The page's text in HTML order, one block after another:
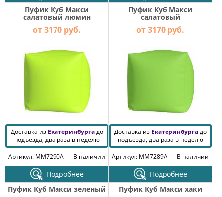
Пуфик Куб Макси
салатовый люмин
от 3170 руб.
Доставка из Екатеринбургадо
подъезда, два раза в неделю
Артикул: MM7290A
В наличии
Подробнее
Пуфик Куб Макси
салатовый
от 3170 руб.
Доставка из Екатеринбургадо
подъезда, два раза в неделю
Артикул: MM7289A
В наличии
Подробнее
Пуфик Куб Макси зеленый
Пуфик Куб Макси хаки